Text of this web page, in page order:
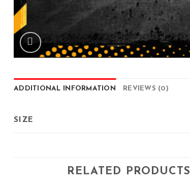
ADDITIONAL INFORMATION REVIEWS (0)
SIZE
RELATED PRODUCTS